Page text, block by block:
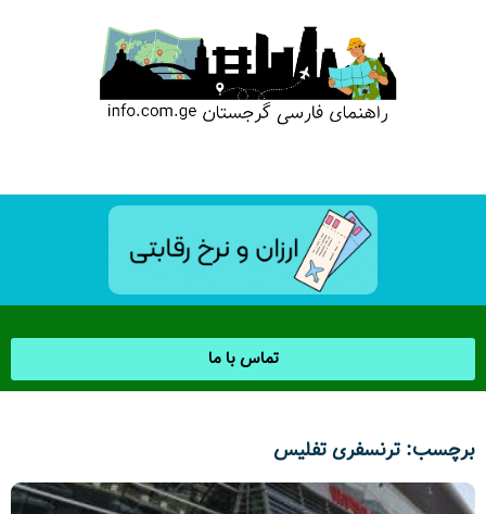
تماس با ما
برچسب: ترنسفری تفلیس